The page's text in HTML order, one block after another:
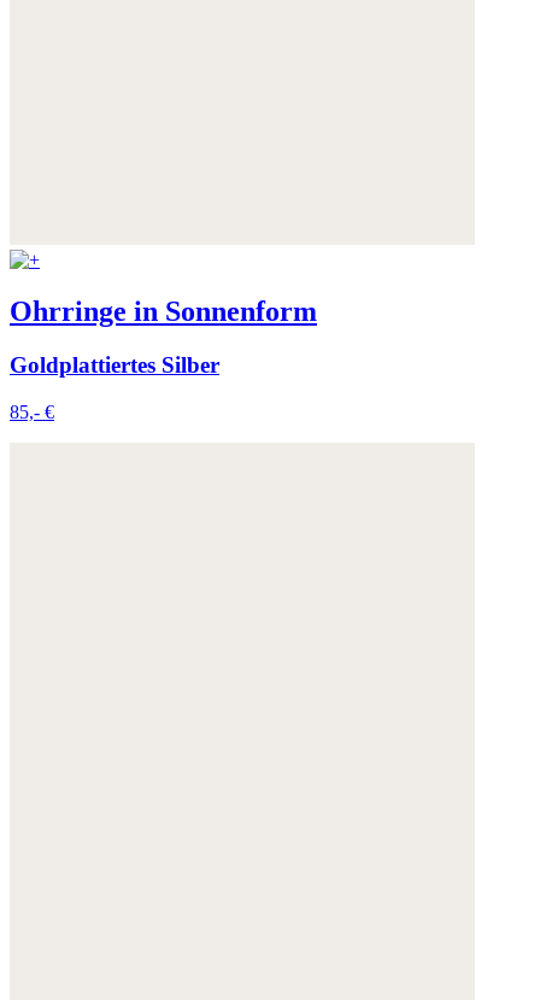
Ohrringe in Sonnenform
Goldplattiertes Silber
85,- €